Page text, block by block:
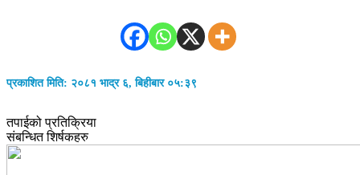
प्रकाशित मिति: २०८१ भाद्र ६, बिहीबार ०५:३९
तपाईको प्रतिक्रिया
संबन्धित शिर्षकहरु